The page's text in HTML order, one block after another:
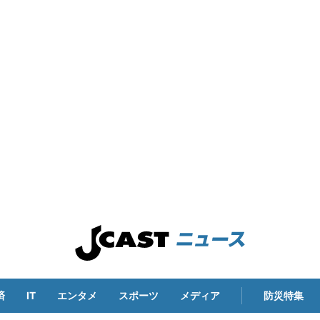
IT エンタメ スポーツ メディア 防災特集